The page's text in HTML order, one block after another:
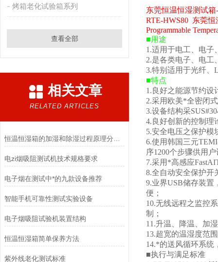
烤箱老化试验箱系列
查看全部
相关文章
RELATED ARTICLES
电zi烟吸阻测试机技术规格要求
电子烟在测试中*的九款设备推荐
智能手机可靠性测试实验设备
电子烟吸阻试验机装置结构
恒温恒湿箱简单保养方法
紫外线老化测试标准
东莞恒温恒湿测试箱-
RTE-HWS80 东莞恒
Programmable
■用途
1.适用于电工、电子
2.是各类电子、电工
3.特别适用于光纤、
■特点
1.良好之能源节约设
2.采用欧美*全密闭
3.设备结构采
4.良好创新的控制理
5.安全电压之保护模
6.使用韩国三元
序1200个步骤供用户
7.采用*高感应
8.全自动安全保护开
9.业界USB储存装置
便；
10.无线远程之监控
制；
11.升温、降温、加
13.超宽的温湿度范
14.*的送风循环系统
■执行与满足标准